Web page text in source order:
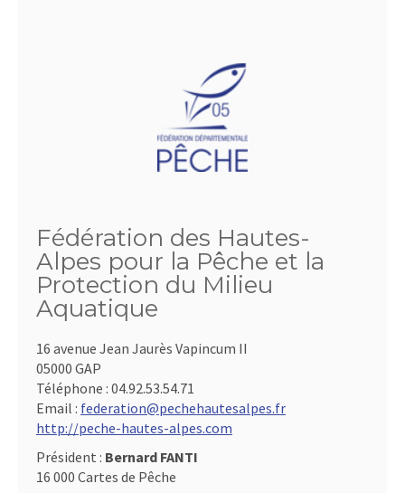
Fédération des Hautes-
Alpes pour la Pêche et la
Protection du Milieu
Aquatique
16 avenue Jean Jaurès Vapincum II
05000 GAP
Téléphone : 04.92.53.54.71
Email : federation@pechehautesalpes.fr
http://peche-hautes-alpes.com
Président : Bernard FANTI
16 000 Cartes de Pêche